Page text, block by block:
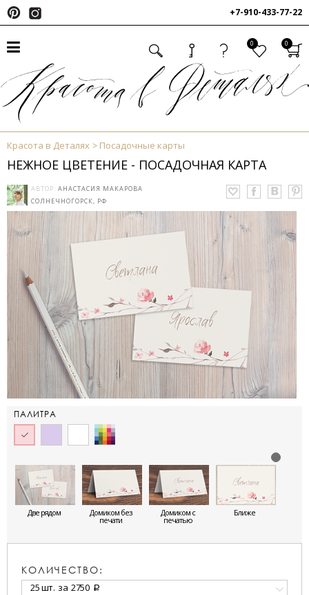
+7-910-433-77-22
0 0
Красота в Деталях Посадочные карты
НЕЖНОЕ ЦВЕТЕНИЕ - ПОСАДОЧНАЯ КАРТА
АВТОР: АНАСТАСИЯ МАКАРОВА
СОЛНЕЧНОГОРСК, РФ
ПАЛИТРА
Две рядом Домиком без
печати
Домиком с
печатью
Ближе
КОЛИЧЕСТВО:
25 шт. за 2750 a